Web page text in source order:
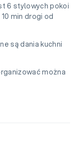
6 stylowych pokoi
min drogi od
są dania kuchni
można